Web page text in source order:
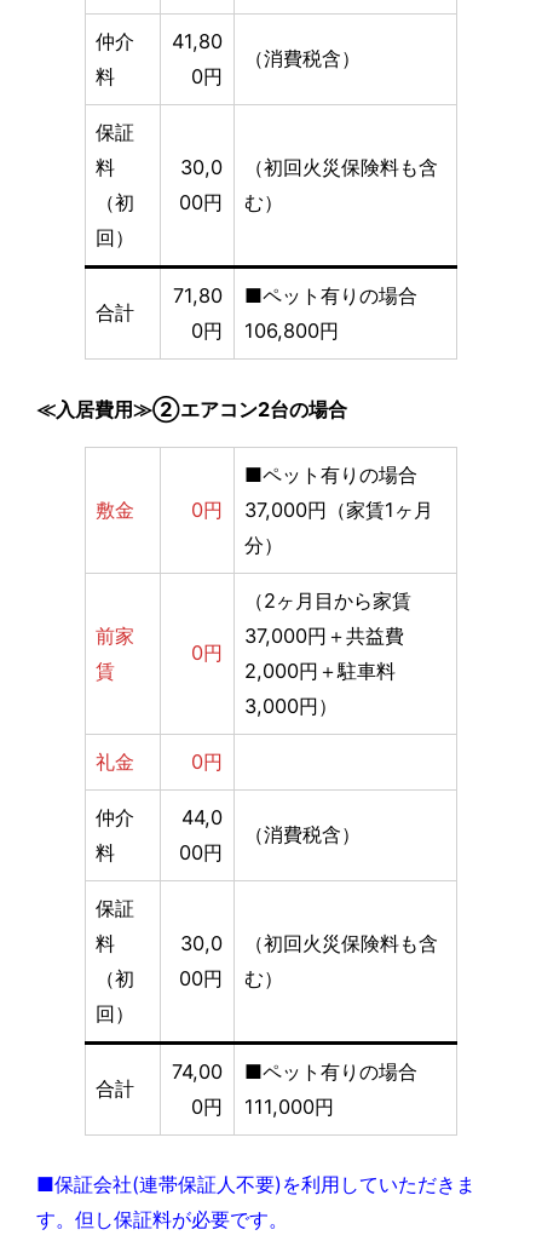
仲介
料
41,80
0円
（消費税含）
保証
料
（初
回）
30,0
00円
（初回火災保険料も含
む）
合計
71,80
0円
■ペット有りの場合
106,800円
≪入居費用≫②エアコン2台の場合
敷金 0円
■ペット有りの場合
37,000円（家賃1ヶ月
分）
前家
賃
0円
（2ヶ月目から家賃
37,000円＋共益費
2,000円＋駐車料
3,000円）
礼金 0円
仲介
料
44,0
00円
（消費税含）
保証
料
（初
回）
30,0
00円
（初回火災保険料も含
む）
合計
74,00
0円
■ペット有りの場合
111,000円
■保証会社(連帯保証人不要)を利用していただきま
す。但し保証料が必要です。